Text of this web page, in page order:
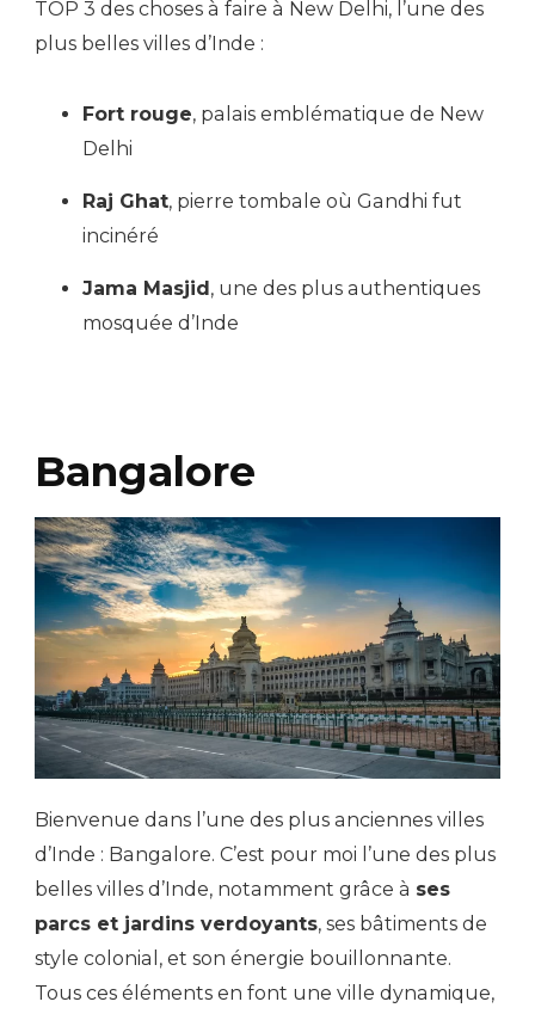
TOP 3 des choses à faire à New Delhi, l’une des
plus belles villes d’Inde :
Fort rouge, palais emblématique de New
Delhi
Raj Ghat, pierre tombale où Gandhi fut
incinéré
Jama Masjid , une des plus authentiques
mosquée d’Inde
Bangalore
Bienvenue dans l’une des plus anciennes villes
d’Inde : Bangalore. C’est pour moi l’une des plus
belles villes d’Inde, notamment grâce à ses
parcs et jardins verdoyants, ses bâtiments de
style colonial, et son énergie bouillonnante.
Tous ces éléments en font une ville dynamique,